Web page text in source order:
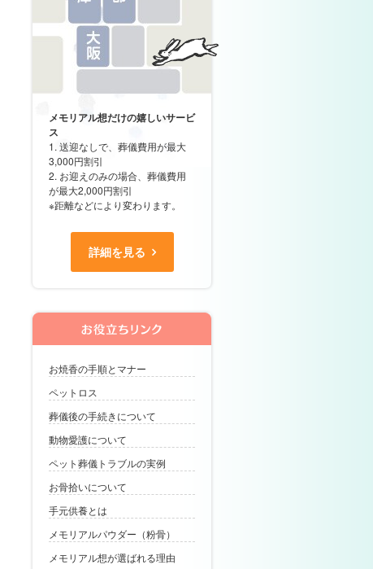
メモリアル想だけの嬉しいサービ
ス
1. 送迎なしで、葬儀費用が最大
3,000円割引
2. お迎えのみの場合、葬儀費用
が最大2,000円割引
※距離などにより変わります。
詳細を見る
お焼香の手順とマナー
ペットロス
葬儀後の手続きについて
動物愛護について
ペット葬儀トラブルの実例
お骨拾いについて
手元供養とは
メモリアルパウダー（粉骨）
メモリアル想が選ばれる理由